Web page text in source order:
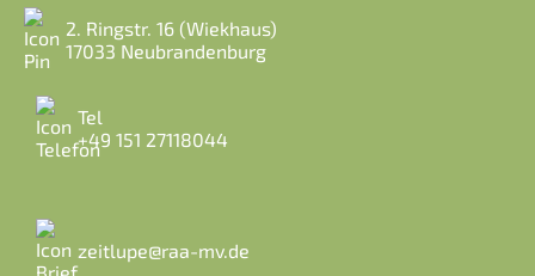
2. Ringstr. 16 (Wiekhaus)
17033 Neubrandenburg
Tel
+49 151 27118044
zeitlupe@raa-mv.de